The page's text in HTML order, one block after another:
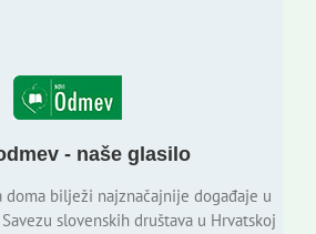
- naše glasilo
doma bilježi najznačajnije događaje u
slovenskih društava u Hrvatskoj